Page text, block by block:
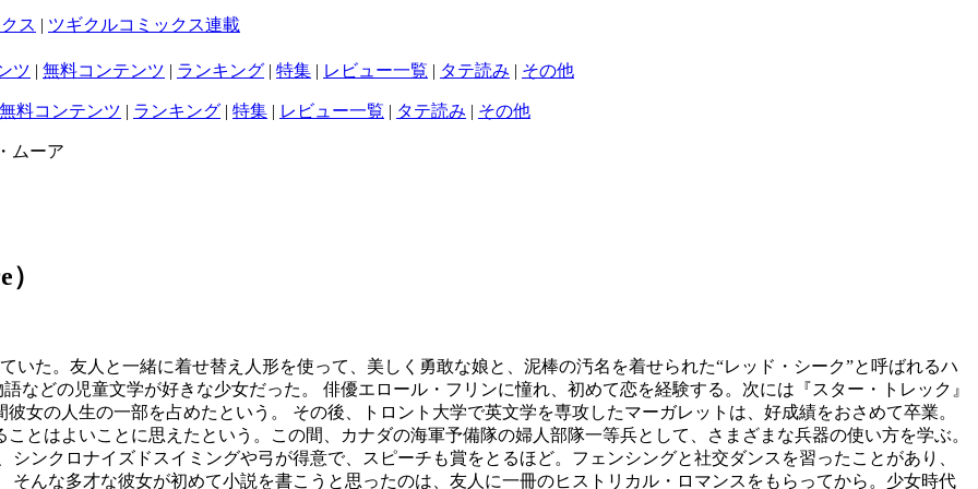
ス | ツギクルコミックス連載
ツ | 無料コンテンツ | ランキング | 特集 | レビュー一覧 | タテ読み | その他
無料コンテンツ | ランキング | 特集 | レビュー一覧 | タテ読み | その他
ムーア
）
いた。友人と一緒に着せ替え人形を使って、美しく勇敢な娘と、泥棒の汚名を着せられた“レッド・シーク”と呼ばれるハ
などの児童文学が好きな少女だった。 俳優エロール・フリンに憧れ、初めて恋を経験する。次には『スター・トレック』
女の人生の一部を占めたという。 その後、トロント大学で英文学を専攻したマーガレットは、好成績をおさめて卒業。
とはよいことに思えたという。この間、カナダの海軍予備隊の婦人部隊一等兵として、さまざまな兵器の使い方を学ぶ。
ンクロナイズドスイミングや弓が得意で、スピーチも賞をとるほど。フェンシングと社交ダンスを習ったことがあり、
んな多才な彼女が初めて小説を書こうと思ったのは、友人に一冊のヒストリカル・ロマンスをもらってから。少女時代